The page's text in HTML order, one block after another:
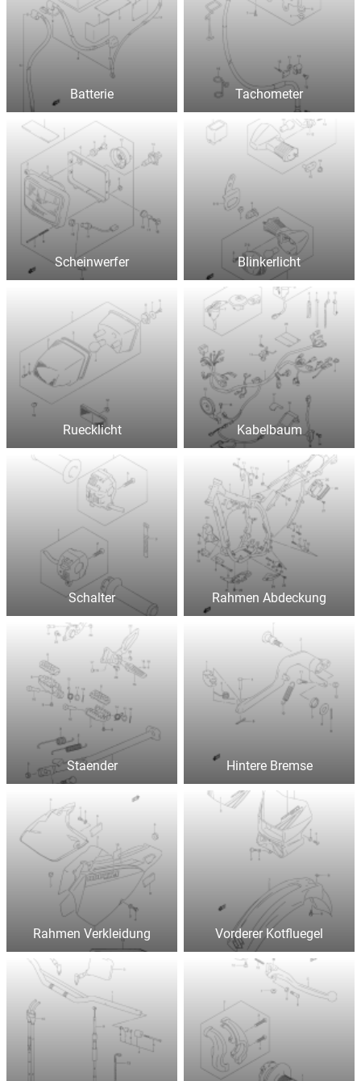
Batterie Tachometer
Scheinwerfer Blinkerlicht
Ruecklicht Kabelbaum
Schalter Rahmen Abdeckung
Staender Hintere Bremse
Rahmen Verkleidung Vorderer Kotfluegel